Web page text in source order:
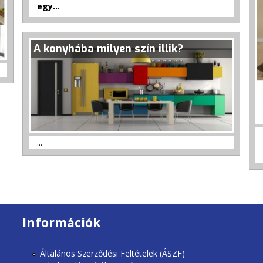
egy...
A konyhába milyen szín illik?
...
Információk
Általános Szerződési Feltételek (ÁSZF)